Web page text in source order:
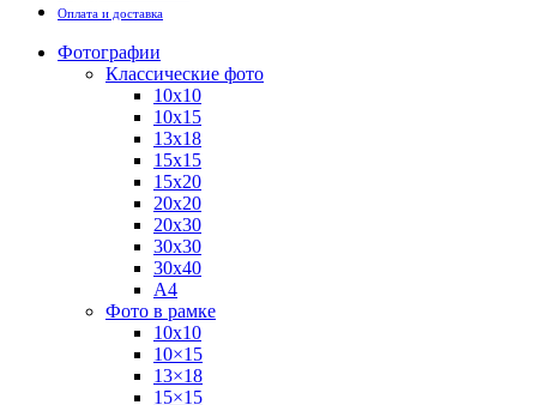
Оплата и доставка
Фотографии
Классические фото
10х10
10х15
13х18
15х15
15х20
20х20
20х30
30х30
30х40
А4
Фото в рамке
10х10
10×15
13×18
15×15